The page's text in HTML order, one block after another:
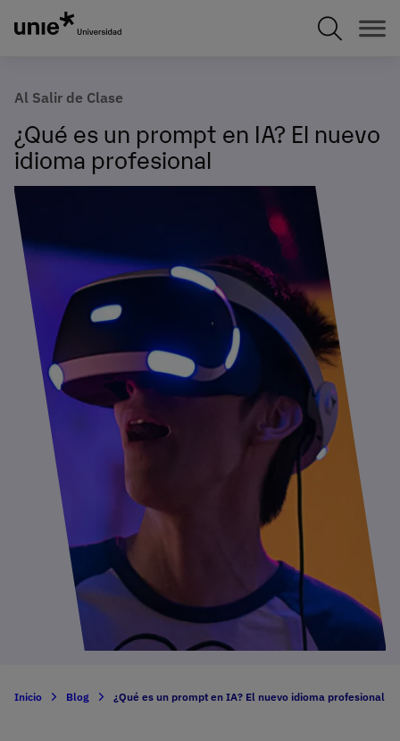
Al Salir de Clase
¿Qué es un prompt en IA? El nuevo
idioma profesional
Inicio Blog ¿Qué es un prompt en IA? El nuevo idioma profesional